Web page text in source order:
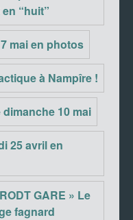
“huit”
mai en photos
à Nampîre !
10 mai
25 avril en
GARE » Le
fagnard